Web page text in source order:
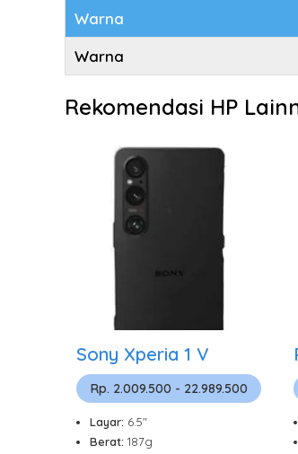
Warna
Warna
Rekomendasi HP
Sony Xperia 1 V
Rp. 2.009.500 - 22.989.500
Layar: 6.5"
Berat: 187g